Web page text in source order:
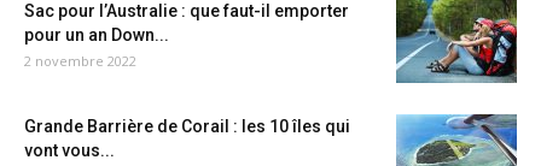
Sac pour l’Australie : que faut-il emporter
pour un an Down...
2 novembre 2022
Grande Barrière de Corail : les 10 îles qui
vont vous...